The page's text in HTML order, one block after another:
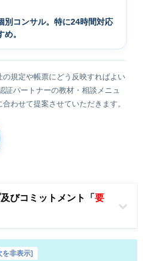
別コンサル。特に24時間対応
。
の規定や帳票にどう反映すればよい
証パートナーの教材・相談メニュ
わせて提案させていただきます。
びコミットメント「 要
を非表示]